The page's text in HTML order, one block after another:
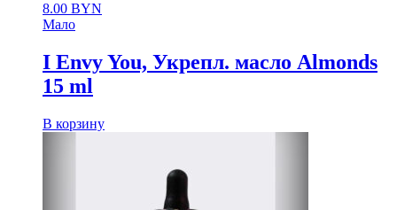
8.00 BYN
Мало
I Envy You, Укрепл. масло Almonds
15 ml
В корзину